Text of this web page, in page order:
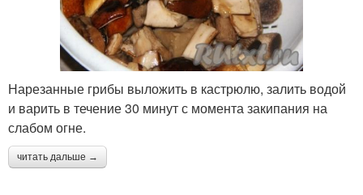
Нарезанные грибы выложить в кастрюлю, залить водой
и варить в течение 30 минут с момента закипания на
слабом огне.
читать дальше →